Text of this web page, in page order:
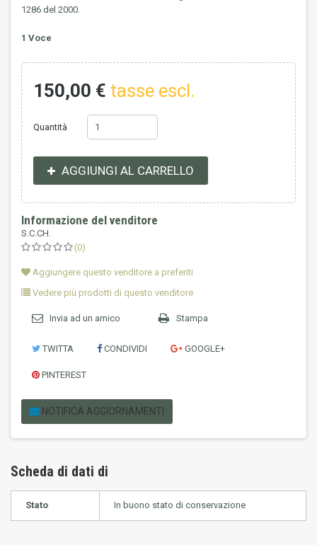
1286 del 2000.
1 Voce
150,00 € tasse escl.
Quantità
AGGIUNGI AL CARRELLO
Informazione del venditore
S.C.CH.
(0)
Aggiungere questo venditore a preferiti
Vedere più prodotti di questo venditore
Invia ad un amico Stampa
TWITTA CONDIVIDI GOOGLE+
PINTEREST
NOTIFICA AGGIORNAMENTI
Scheda di dati di
Stato In buono stato di conservazione